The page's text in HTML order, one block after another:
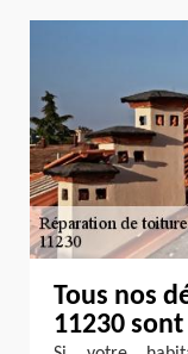
Tous nos
11230